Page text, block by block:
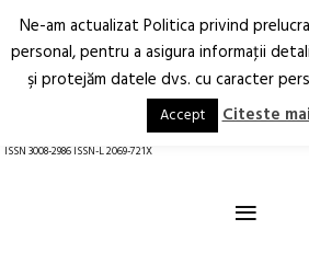
Arhitectură.
Oraș.
ISSN 3008-2986 ISSN-L 2069-721X
≡
Ne-am actualizat Politica privind
personal, pentru a asigura informaţii
şi protejăm datele dvs. cu caracter
Accept Citeste